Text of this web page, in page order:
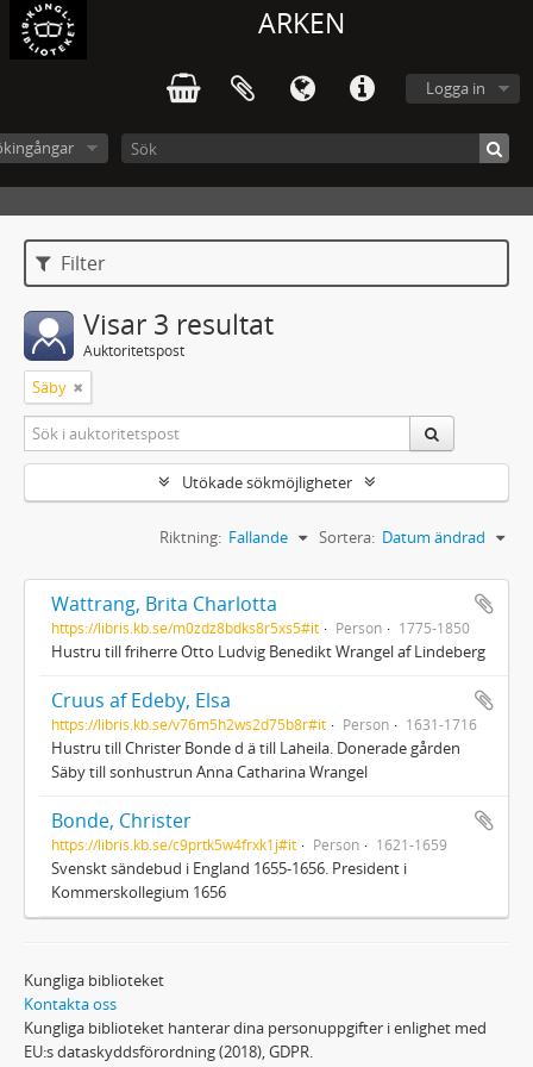
ARKEN
Logga in
Filter
Visar 3 resultat
Auktoritetspost
Säby
Utökade sökmöjligheter
Sortera: Datum ändrad
Riktning: Fallande
Wattrang, Brita Charlotta
https://libris.kb.se/m0zdz8bdks8r5xs5#it Person 1775-1850
Hustru till friherre Otto Ludvig Benedikt Wrangel af Lindeberg
Cruus af Edeby, Elsa
https://libris.kb.se/v76m5h2ws2d75b8r#it Person 1631-1716
Hustru till Christer Bonde d ä till Laheila. Donerade gården
Säby till sonhustrun Anna Catharina Wrangel
Bonde, Christer
https://libris.kb.se/c9prtk5w4frxk1j#it Person 1621-1659
Svenskt sändebud i England 1655-1656. President i
Kommerskollegium 1656
Kungliga biblioteket
Kontakta oss
Kungliga biblioteket hanterar dina personuppgifter i enlighet med
EU:s dataskyddsförordning (2018), GDPR.